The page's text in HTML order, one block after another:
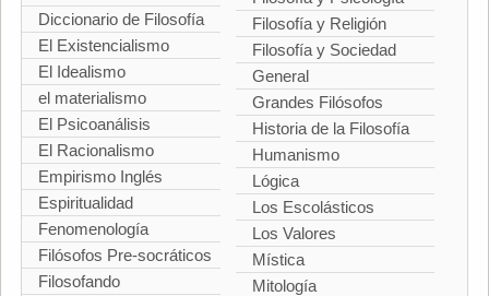
Diccionario de Filosofía
El Existencialismo
El Idealismo
el materialismo
El Psicoanálisis
El Racionalismo
Empirismo Inglés
Espiritualidad
Fenomenología
Filósofos Pre-socráticos
Filosofando
Filosofía y Religión
Filosofía y Sociedad
General
Grandes Filósofos
Historia de la Filosofía
Humanismo
Lógica
Los Escolásticos
Los Valores
Mística
Mitología